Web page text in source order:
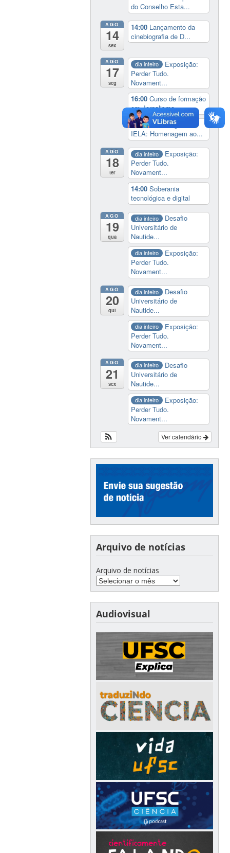
do Conselho Esta...
AGO
14
sex
14:00 Lançamento da
cinebiografia de D...
AGO
17
seg
dia inteiro
Exposição:
Perder Tudo.
Novament...
16:00Curso de formação
em Jornalismo ...
19:00 Aula Magna do
IELA: Homenagem ao...
AGO
18
ter
dia inteiro
Exposição:
Perder Tudo.
Novament...
14:00Soberania
tecnológica e digital
AGO
19
qua
dia inteiro
Desafio
Universitário de
Nautide...
dia inteiro
Exposição:
Perder Tudo.
Novament...
AGO
20
qui
dia inteiro
Desafio
Universitário de
Nautide...
dia inteiro
Exposição:
Perder Tudo.
Novament...
AGO
21
sex
dia inteiro
Desafio
Universitário de
Nautide...
dia inteiro
Exposição:
Perder Tudo.
Novament...
Ver calendário
Arquivo de notícias
Arquivo de notícias
Audiovisual